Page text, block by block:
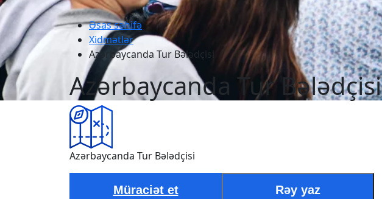
Əsas səhifə
Xidmətlər
Azərbaycanda Tur Bələdçisi
Azərbaycanda Tur Bələdçisi
Azərbaycanda Tur Bələdçisi
Müraciət et Rəy yaz